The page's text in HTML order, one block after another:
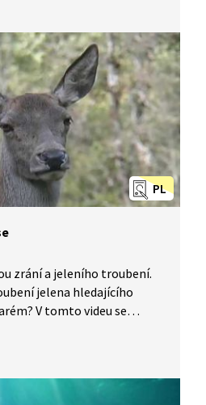
PL
zrání a jeleního troubení.
jelena hledajícího
V tomto videu se